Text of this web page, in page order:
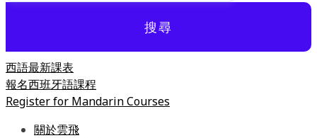
搜尋
西語最新課表
報名西班牙語課程
Register for Mandarin Courses
關於雲飛